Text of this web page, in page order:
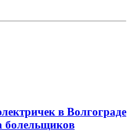
в Волгограде
болельщиков